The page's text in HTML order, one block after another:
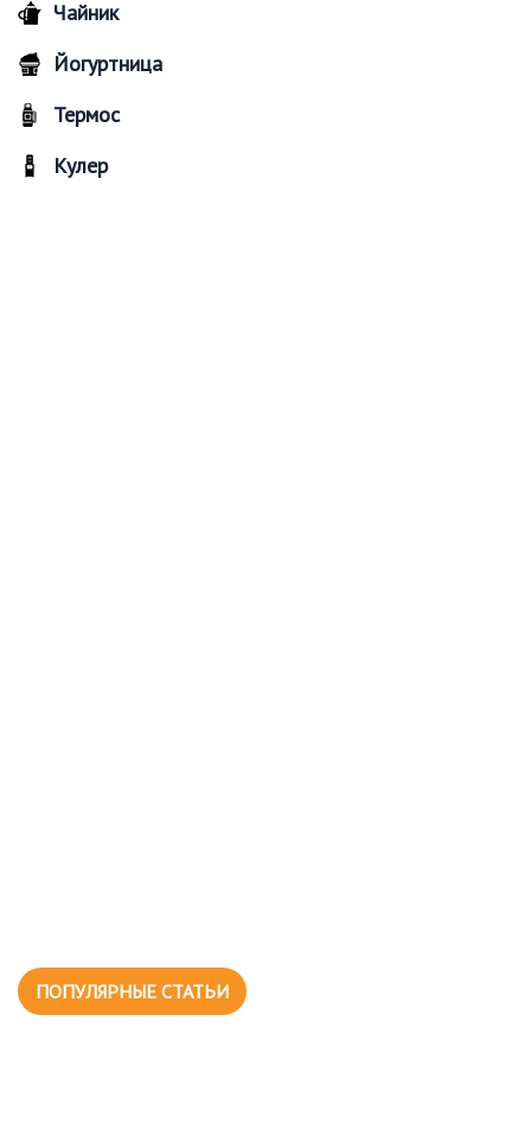
Чайник
Йогуртница
Термос
Кулер
ПОПУЛЯРНЫЕ СТАТЬИ